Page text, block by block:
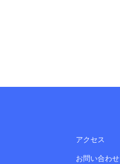
アクセス
お問い合わせ